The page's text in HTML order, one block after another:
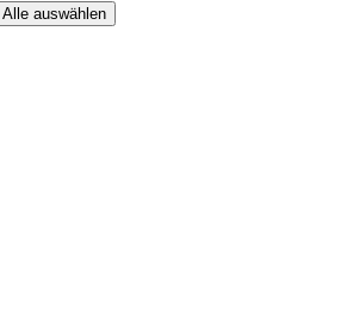
Alle auswählen